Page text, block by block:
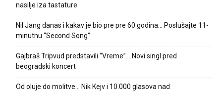
nasilje iza tastature
Nil Jang danas i kakav je bio pre pre 60 godina… Poslušajte 11-
minutnu “Second Song”
Gajbraš Tripvud predstavili “Vreme”… Novi singl pred
beogradski koncert
Od oluje do molitve… Nik Kejv i 10.000 glasova nad